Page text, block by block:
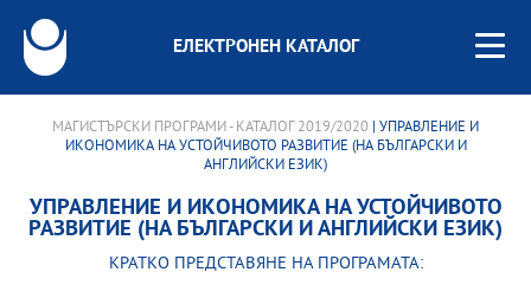
ЕЛЕКТРОНЕН КАТАЛОГ
МАГИСТЪРСКИ ПРОГРАМИ - КАТАЛОГ 2019/2020 | УПРАВЛЕНИЕ И
ИКОНОМИКА НА УСТОЙЧИВОТО РАЗВИТИЕ (НА БЪЛГАРСКИ И
АНГЛИЙСКИ ЕЗИК)
УПРАВЛЕНИЕ И ИКОНОМИКА НА УСТОЙЧИВОТО
РАЗВИТИЕ (НА БЪЛГАРСКИ И АНГЛИЙСКИ ЕЗИК)
КРАТКО ПРЕДСТАВЯНЕ НА ПРОГРАМАТА: